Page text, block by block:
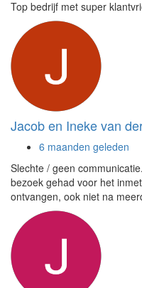
Top bedrijf met super
Jacob en Ineke van
6 maanden geleden
Slechte / geen
bezoek gehad voor het
ontvangen, ook niet na